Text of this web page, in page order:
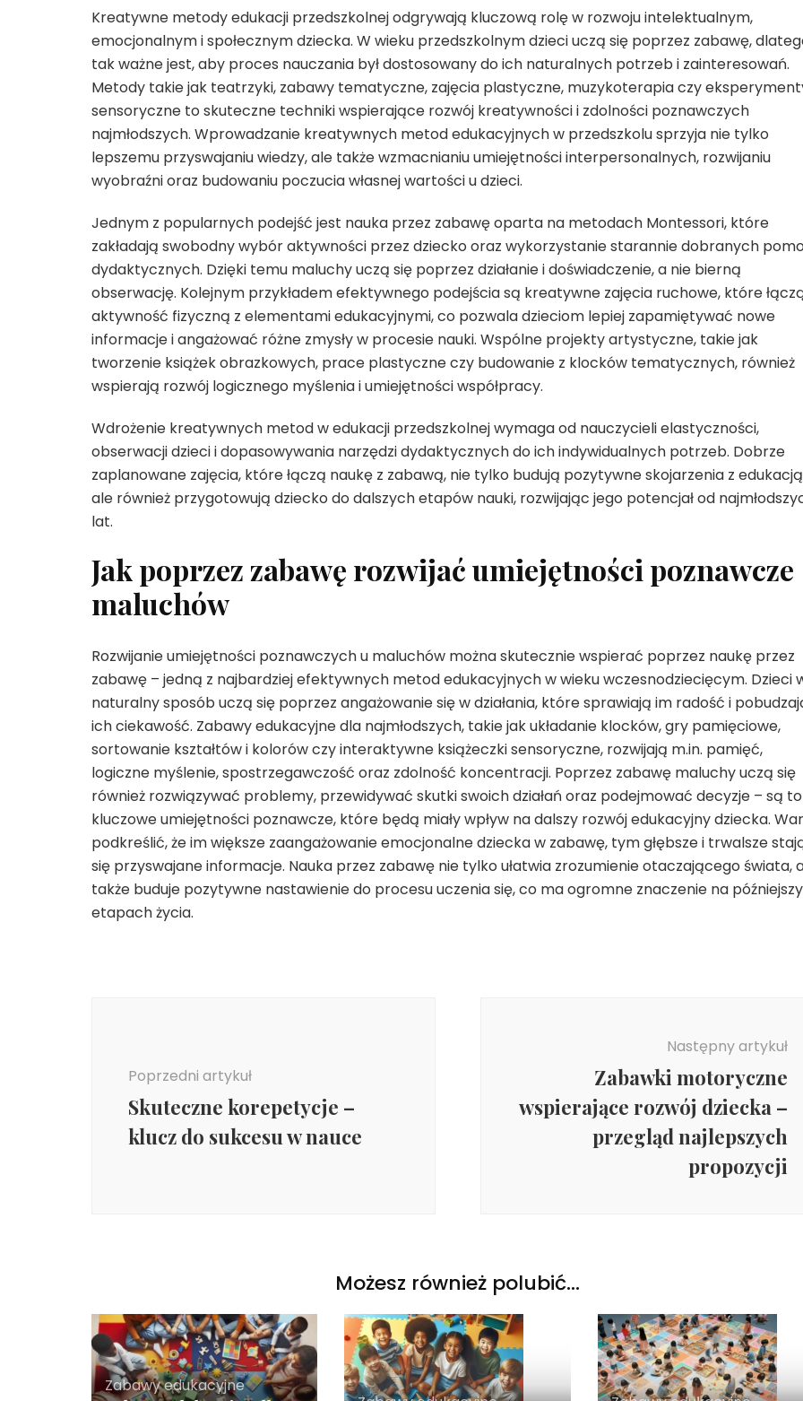
Kreatywne metody edukacji przedszkolnej odgrywają kluczową rolę w rozwoju intelektualnym,
emocjonalnym i społecznym dziecka. W wieku przedszkolnym dzieci uczą się poprzez zabawę,
tak ważne jest, aby proces nauczania był dostosowany do ich naturalnych potrzeb i zainteresowań.
Metody takie jak teatrzyki, zabawy tematyczne, zajęcia plastyczne, muzykoterapia czy
sensoryczne to skuteczne techniki wspierające rozwój kreatywności i zdolności poznawczych
najmłodszych. Wprowadzanie kreatywnych metod edukacyjnych w przedszkolu sprzyja nie tylko
lepszemu przyswajaniu wiedzy, ale także wzmacnianiu umiejętności interpersonalnych, rozwijaniu
wyobraźni oraz budowaniu poczucia własnej wartości u dzieci.
Jednym z popularnych podejść jest nauka przez zabawę oparta na metodach Montessori, które
zakładają swobodny wybór aktywności przez dziecko oraz wykorzystanie starannie dobranych
dydaktycznych. Dzięki temu maluchy uczą się poprzez działanie i doświadczenie, a nie bierną
obserwację. Kolejnym przykładem efektywnego podejścia są kreatywne zajęcia ruchowe, które
aktywność fizyczną z elementami edukacyjnymi, co pozwala dzieciom lepiej zapamiętywać nowe
informacje i angażować różne zmysły w procesie nauki. Wspólne projekty artystyczne, takie jak
tworzenie książek obrazkowych, prace plastyczne czy budowanie z klocków tematycznych, również
wspierają rozwój logicznego myślenia i umiejętności współpracy.
Wdrożenie kreatywnych metod w edukacji przedszkolnej wymaga od nauczycieli elastyczności,
obserwacji dzieci i dopasowywania narzędzi dydaktycznych do ich indywidualnych potrzeb. Dobrze
zaplanowane zajęcia, które łączą naukę z zabawą, nie tylko budują pozytywne skojarzenia z
ale również przygotowują dziecko do dalszych etapów nauki, rozwijając jego potencjał od
lat.
Jak poprzez zabawę rozwijać umiejętności poznawcze
maluchów
Rozwijanie umiejętności poznawczych u maluchów można skutecznie wspierać poprzez naukę przez
zabawę – jedną z najbardziej efektywnych metod edukacyjnych w wieku wczesnodziecięcym. Dzieci
naturalny sposób uczą się poprzez angażowanie się w działania, które sprawiają im radość i
ich ciekawość. Zabawy edukacyjne dla najmłodszych, takie jak układanie klocków, gry pamięciowe,
sortowanie kształtów i kolorów czy interaktywne książeczki sensoryczne, rozwijają m.in. pamięć,
logiczne myślenie, spostrzegawczość oraz zdolność koncentracji. Poprzez zabawę maluchy uczą się
również rozwiązywać problemy, przewidywać skutki swoich działań oraz podejmować decyzje – są to
kluczowe umiejętności poznawcze, które będą miały wpływ na dalszy rozwój edukacyjny dziecka.
podkreślić, że im większe zaangażowanie emocjonalne dziecka w zabawę, tym głębsze i trwalsze
się przyswajane informacje. Nauka przez zabawę nie tylko ułatwia zrozumienie otaczającego świata,
także buduje pozytywne nastawienie do procesu uczenia się, co ma ogromne znaczenie na
etapach życia.
Poprzedni artykuł
Skuteczne korepetycje –
klucz do sukcesu w nauce
Następny artykuł
Zabawki motoryczne
wspierające rozwój dziecka –
przegląd najlepszych
propozycji
Możesz również polubić…
Zabawy edukacyjne